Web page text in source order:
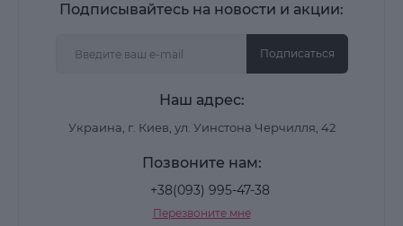
Подписывайтесь на новости и акции:
Подписаться
Наш адрес:
Украина, г. Киев, ул. Уинстона Черчилля, 42
Позвоните нам:
+38(093) 995-47-38
Перезвоните мне